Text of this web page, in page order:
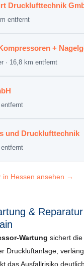
Drucklufttechnik
entfernt
+
· 16,8 km entfernt
und Drucklufttechnik
in Hessen ansehen →
&
Wartung sichert die
Druckluftanlage,
das Ausfallrisiko